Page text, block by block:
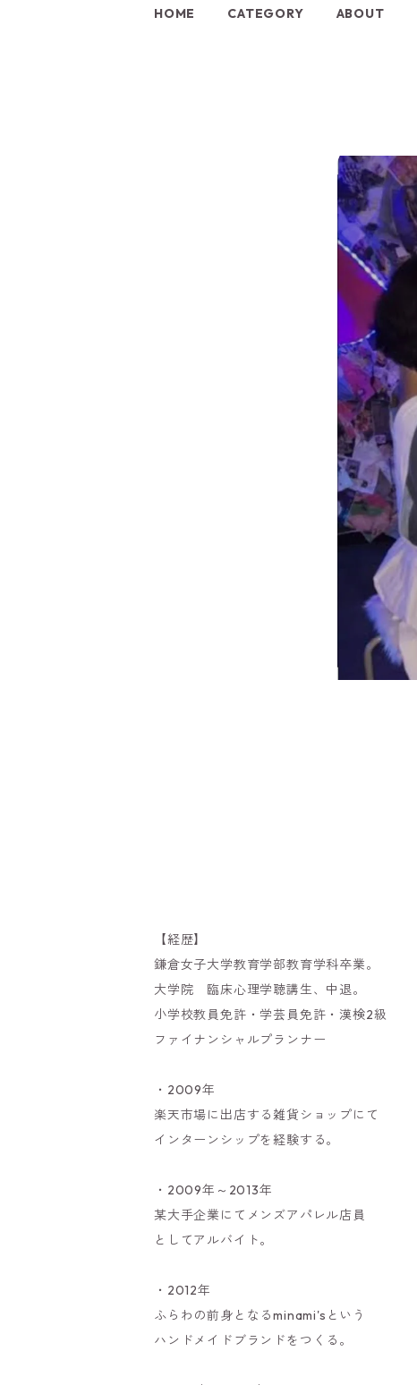
HOME CATEGORY ABOUT
【経歴】
鎌倉女子大学教育学部教育学科卒業。
大学院 臨床心理学聴講生、中退。
小学校教員免許・学芸員免許・漢検2級
ファイナンシャルプランナー
・2009年
楽天市場に出店する雑貨ショップにて
インターンシップを経験する。
・2009年～2013年
某大手企業にてメンズアパレル店員
としてアルバイト。
・2012年
ふらわの前身となるminami'sという
ハンドメイドブランドをつくる。